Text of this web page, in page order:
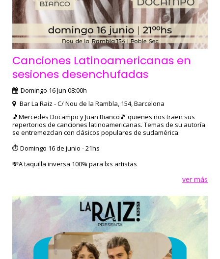
Canciones Latinoamericanas en
sesiones desenchufadas
Domingo 16 Jun 08:00h
Bar La Raiz - C/ Nou de la Rambla, 154, Barcelona
🎵Mercedes Docampo y Juan Bianco🎵 quienes nos traen sus
repertorios de canciones latinoamericanas. Temas de su autoría
se entremezclan con clásicos populares de sudamérica.
⏱ Domingo 16 de junio - 21hs
💸A taquilla inversa 100% para lxs artistas
ver más